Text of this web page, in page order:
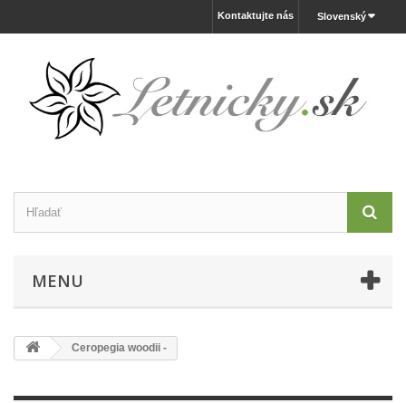
Slovenský
Kontaktujte nás
MENU
Ceropegia woodii -